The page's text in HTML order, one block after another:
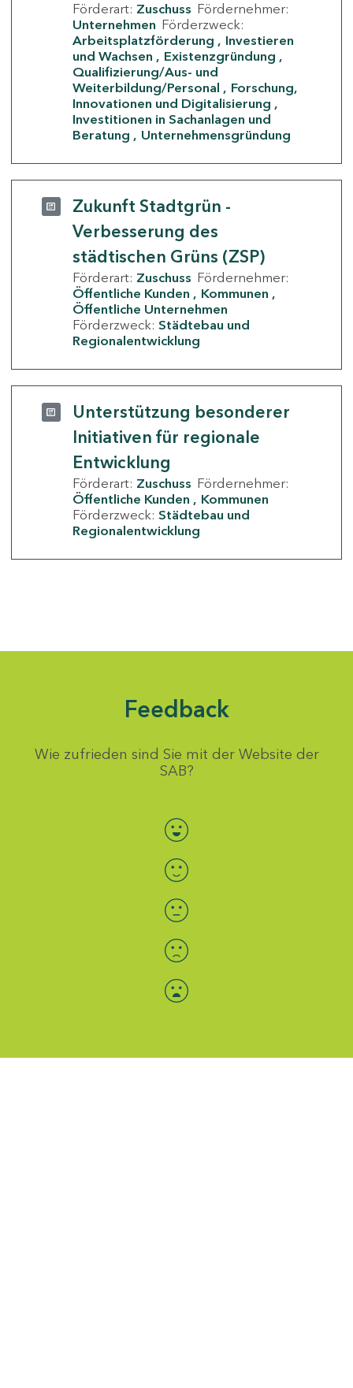
Förderart: Zuschuss Fördernehmer:
Unternehmen Förderzweck:
Arbeitsplatzförderung
Investieren
und Wachsen
Existenzgründung
Qualifizierung/Aus- und
Weiterbildung/Personal
Forschung,
Innovationen und Digitalisierung
Investitionen in Sachanlagen und
Beratung
Unternehmensgründung
Zukunft Stadtgrün -
Verbesserung des
städtischen Grüns (ZSP)
Förderart: Zuschuss Fördernehmer:
Öffentliche Kunden
Kommunen
Öffentliche Unternehmen
Förderzweck: Städtebau und
Regionalentwicklung
Unterstützung besonderer
Initiativen für regionale
Entwicklung
Förderart: Zuschuss Fördernehmer:
Öffentliche Kunden
Kommunen
Förderzweck: Städtebau und
Regionalentwicklung
Feedback
Wie zufrieden sind Sie mit der Website der
SAB?
Bewertung auswählen